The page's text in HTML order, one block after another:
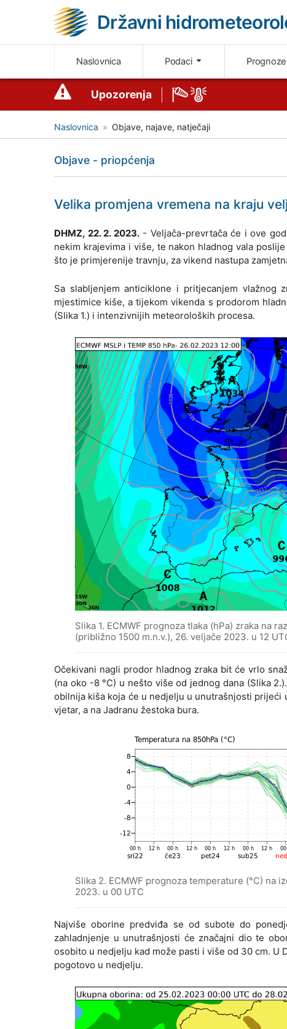
Državni
Naslovnica Podaci Prognoze
Upozorenja
Naslovnica Objave, najave, natječaji
Objave - priopćenja
Velika promjena vremena na kraju
DHMZ, 22. 2. 2023.- Veljača-prevrtača će i ove
nekim krajevima i više, te nakon hladnog vala
što je primjerenije travnju, za vikend nastupa
Sa slabljenjem anticiklone i pritjecanjem
mjestimice kiše, a tijekom vikenda s prodorom
(Slika 1.) i intenzivnijih meteoroloških procesa.
Slika 1. ECMWF prognoza tlaka (hPa) zraka na
(približno 1500 m.n.v.), 26. veljače 2023. u 12
Očekivani nagli prodor hladnog zraka bit će vrlo
(na oko -8 °C) u nešto više od jednog dana (Slika
obilnija kiša koja će u nedjelju u unutrašnjosti prijeći
vjetar, a na Jadranu žestoka bura.
Slika 2. ECMWF prognoza temperature (°C) na
2023. u 00 UTC
Najviše oborine predviđa se od subote do
zahladnjenje u unutrašnjosti će značajni dio te
osobito u nedjelju kad može pasti i više od 30 cm. U
pogotovo u nedjelju.